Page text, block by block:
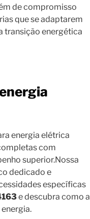
de compromisso
que se adaptarem
transição energética
energia elétrica
com
superior.Nossa
dedicado e
específicas
e descubra como a